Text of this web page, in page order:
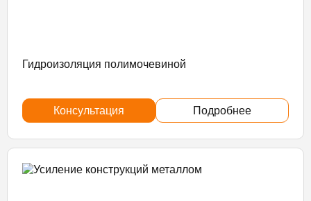
Гидроизоляция полимочевиной
Консультация Подробнее